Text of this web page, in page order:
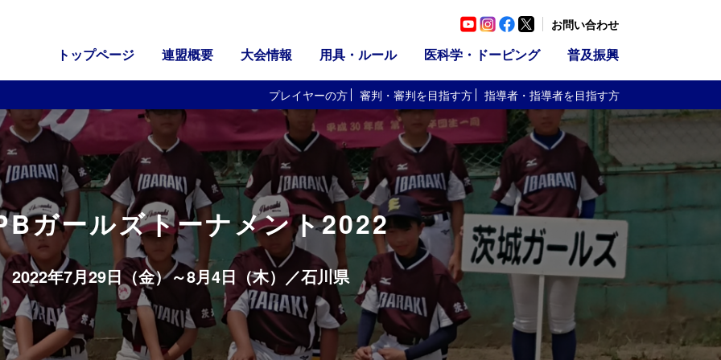
トップページ 連盟概要 大会情報 用具・ルール 医科学・ドーピング 普及振興
お問い合わせ
プレイヤーの方 審判・審判を目指す方 指導者・指導者を目指す方
ガールズトーナメント2022
2022年7月29日（金）～8月4日（木）／石川県